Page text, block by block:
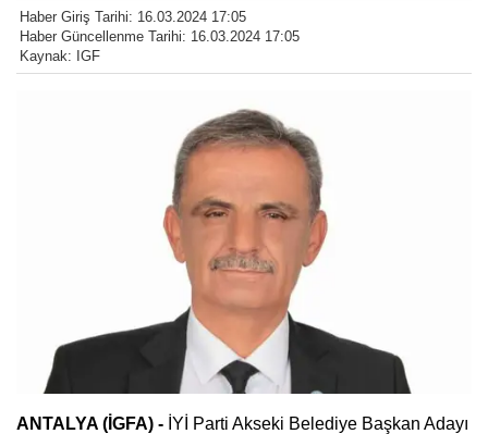
Haber Giriş Tarihi: 16.03.2024 17:05
Haber Güncellenme Tarihi: 16.03.2024 17:05
Kaynak: IGF
ANTALYA (İGFA) - İYİ Parti Akseki Belediye Başkan Adayı